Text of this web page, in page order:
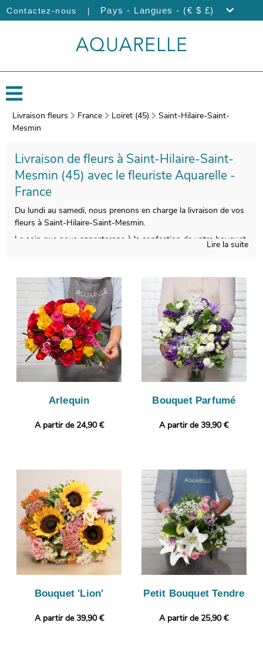
Contactez-nous | Pays - Langues - (€ $ £)
Livraison fleurs France Loiret (45)
Saint-Hilaire-Saint-
Mesmin
Livraison de fleurs à Saint-Hilaire-Saint-
Mesmin (45) avec le fleuriste Aquarelle -
France
Du lundi au samedi, nous prenons en charge la livraison de vos
fleurs à Saint-Hilaire-Saint-Mesmin.
Le soin que nous apporterons à la confection de votre bouquet
conditionnement de vos fleurs, et une photo de votre
commande sera prise, après avoir ajouté un vase de transport
pour sa protection. Ensuite, nous vous ferons parvenir ce cliché
par e-mail, avant son envoi à Saint-Hilaire-Saint-Mesmin, à la
personne concernée. Notre petit plus ? Vous avez la faculté de
glisser un message ou une photo, pour un cadeau encore plus
personnalisé.
Lire la suite
Arlequin
A partir de 24,90 €
Bouquet Parfumé
A partir de 39,90 €
Bouquet 'Lion'
A partir de 39,90 €
Petit Bouquet Tendre
A partir de 25,90 €